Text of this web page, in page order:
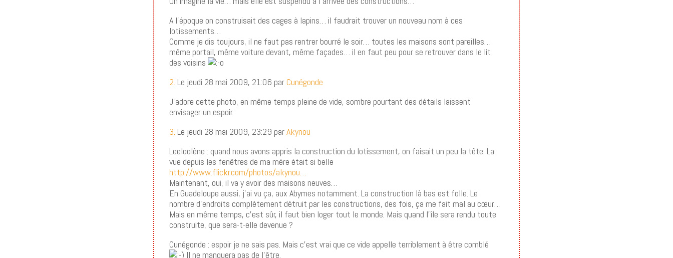
A l’époque on construisait des cages à lapins… il faudrait trouver un nouveau nom à ces
lotissements…
Comme je dis toujours, il ne faut pas rentrer bourré le soir… toutes les maisons sont pareilles…
même portail, même voiture devant, même façades… il en faut peu pour se retrouver dans le lit
des voisins
2. Le jeudi 28 mai 2009, 21:06 parCunégonde
J’adore cette photo, en même temps pleine de vide, sombre pourtant des détails laissent
envisager un espoir.
3. Le jeudi 28 mai 2009, 23:29 parAkynou
Leeloolène : quand nous avons appris la construction du lotissement, on faisait un peu la tête. La
vue depuis les fenêtres de ma mère était si belle
http://www.flickr.com/photos/akynou…
Maintenant, oui, il va y avoir des maisons neuves…
En Guadeloupe aussi, j’ai vu ça, aux Abymes notamment. La construction là bas est folle. Le
nombre d’endroits complètement détruit par les constructions, des fois, ça me fait mal au cœur…
Mais en même temps, c’est sûr, il faut bien loger tout le monde. Mais quand l’île sera rendu toute
construite, que sera-t-elle devenue ?
Cunégonde : espoir je ne sais pas. Mais c’est vrai que ce vide appelle terriblement à être comblé
Il ne manquera pas de l’être.